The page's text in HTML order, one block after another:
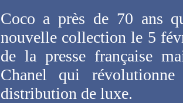
Coco a près de 70 ans
nouvelle collection le 5
de la presse française
Chanel qui
distribution de luxe.